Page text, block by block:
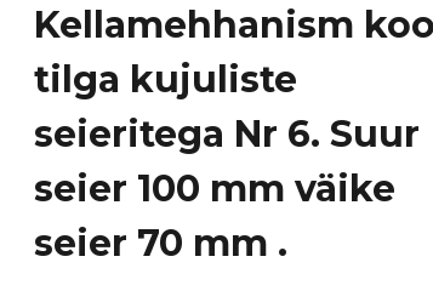
Kellamehhanism
tilga kujuliste
seieritega Nr 6. Suur
seier 100 mm väike
seier 70 mm .